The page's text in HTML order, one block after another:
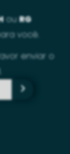
ouRG
você.
enviar o